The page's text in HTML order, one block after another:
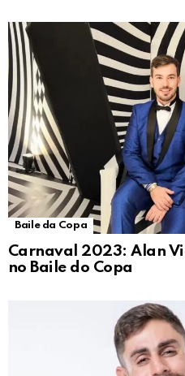
Baile da Copa
Carnaval 2023: Alan
no Baile do Copa